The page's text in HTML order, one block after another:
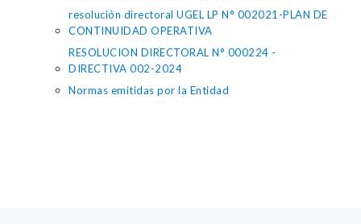
resolución directoral UGEL LP N° 002021-PLAN DE
CONTINUIDAD OPERATIVA
RESOLUCION DIRECTORAL N° 000224 -
DIRECTIVA 002-2024
Normas emitidas por la Entidad